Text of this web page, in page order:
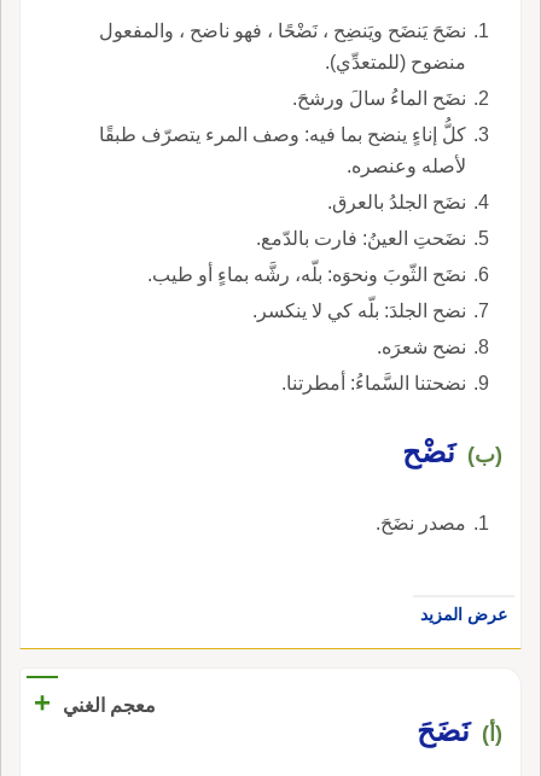
نضَحَ يَنضَح ويَنضِح ، نَضْحًا ، فهو ناضح ، والمفعول
منضوح (للمتعدِّي).
نضَح الماءُ سالَ ورشحَ.
كلُّ إناءٍ ينضح بما فيه: وصف المرء يتصرّف طبقًا
لأصله وعنصره.
نضَح الجلدُ بالعرق.
نضَحتِ العينُ: فارت بالدّمع.
نضَح الثّوبَ ونحوَه: بلّه، رشَّه بماءٍ أو طيب.
نضح الجلدَ: بلّه كي لا ينكسر.
نضح شعرَه.
نضحتنا السَّماءُ: أمطرتنا.
(ب) نَضْح
مصدر نضَحَ.
عرض المزيد
معجم الغني +
(أ) نَضَحَ